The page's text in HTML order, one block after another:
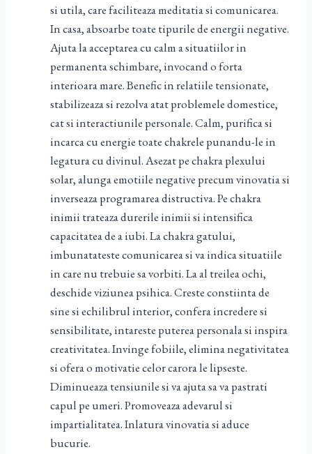
si utila, care faciliteaza meditatia si comunicarea.
In casa, absoarbe toate tipurile de energii negative.
Ajuta la acceptarea cu calm a situatiilor in
permanenta schimbare, invocand o forta
interioara mare. Benefic in relatiile tensionate,
stabilizeaza si rezolva atat problemele domestice,
cat si interactiunile personale. Calm, purifica si
incarca cu energie toate chakrele punandu-le in
legatura cu divinul. Asezat pe chakra plexului
solar, alunga emotiile negative precum vinovatia si
inverseaza programarea distructiva. Pe chakra
inimii trateaza durerile inimii si intensifica
capacitatea de a iubi. La chakra gatului,
imbunatateste comunicarea si va indica situatiile
in care nu trebuie sa vorbiti. La al treilea ochi,
deschide viziunea psihica. Creste constiinta de
sine si echilibrul interior, confera incredere si
sensibilitate, intareste puterea personala si inspira
creativitatea. Invinge fobiile, elimina negativitatea
si ofera o motivatie celor carora le lipseste.
Diminueaza tensiunile si va ajuta sa va pastrati
capul pe umeri. Promoveaza adevarul si
impartialitatea. Inlatura vinovatia si aduce
bucurie.